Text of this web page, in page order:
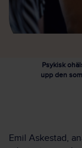
Psykisk
upp den
Emil Askestad,